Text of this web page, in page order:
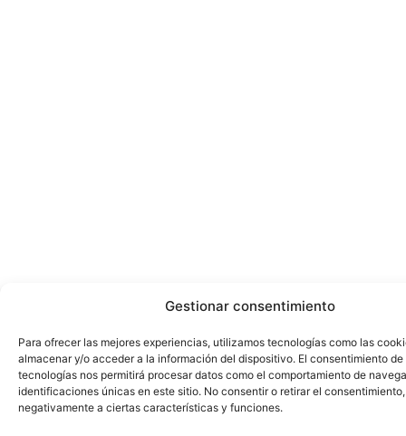
Gestionar consentimiento
Para ofrecer las mejores experiencias, utilizamos tecnologías como las
almacenar y/o acceder a la información del dispositivo. El consentimiento de
tecnologías nos permitirá procesar datos como el comportamiento de
identificaciones únicas en este sitio. No consentir o retirar el
negativamente a ciertas características y funciones.